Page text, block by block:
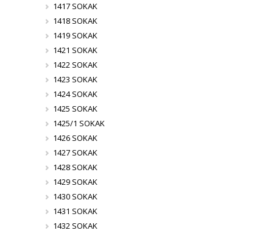
1417 SOKAK
1418 SOKAK
1419 SOKAK
1421 SOKAK
1422 SOKAK
1423 SOKAK
1424 SOKAK
1425 SOKAK
1425/1 SOKAK
1426 SOKAK
1427 SOKAK
1428 SOKAK
1429 SOKAK
1430 SOKAK
1431 SOKAK
1432 SOKAK